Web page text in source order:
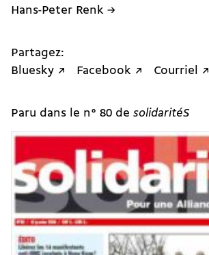
Hans-Peter Renk →
Partagez:
Bluesky ↗
Facebook ↗ Courriel ↗
Paru dans le n° 80 de solidaritéS